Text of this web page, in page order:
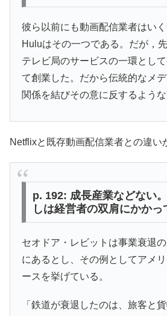
彼ら以前にも動画配信業者はいく
Huluはその一つである。だが，
テレビ局のサービスの一環とし
て創業した。だから伝統的なメ
関係を結びその意に反するような
Netflixと既存動画配信業者との違い
p. 192: 成長産業などない
しは経営者の双肩にかかっ
セオドア・レビットは事業衰退
にあるとし、その例としてアメ
ースを挙げている。
「鉄道が衰退したのは、旅客と